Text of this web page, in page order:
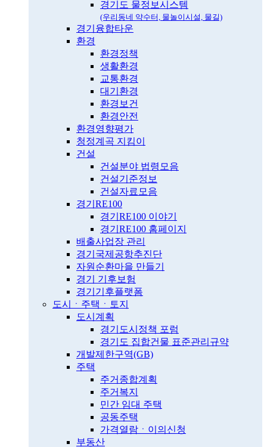
경기도 물정보시스템
(우리동네 약수터, 물놀이시설, 물길)
경기융합타운
환경
환경정책
생활환경
교통환경
대기환경
환경보건
환경안전
환경영향평가
청정계곡 지킴이
건설
건설분야 법령모음
건설기준정보
건설자료모음
경기RE100
경기RE100 이야기
경기RE100 홈페이지
배출사업장 관리
경기국제공항추진단
자원순환마을 만들기
경기 기후보험
경기기후플랫폼
도시ㆍ주택ㆍ토지
도시계획
경기도시정책 포럼
경기도 집합건물 표준관리규약
개발제한구역(GB)
주택
주거종합계획
주거복지
민간 임대 주택
공동주택
가격열람ㆍ이의신청
부동산